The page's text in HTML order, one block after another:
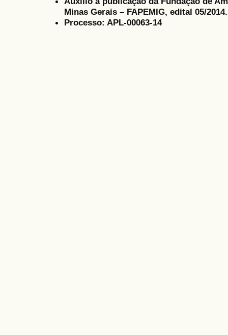
Minas Gerais – FAPEMIG, edital 05/2014.
Processo: APL-00063-14